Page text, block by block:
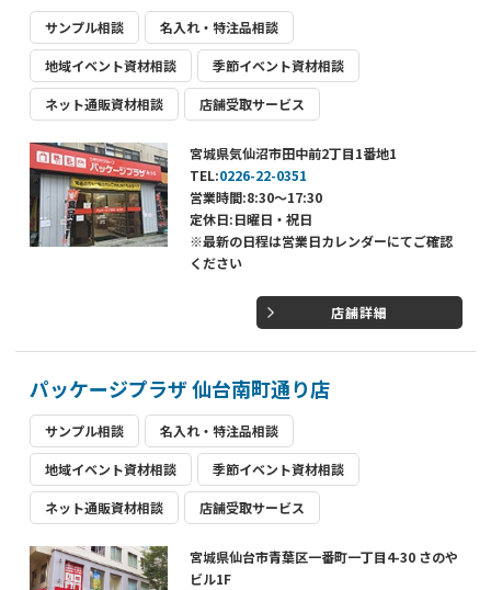
サンプル相談 名入れ・特注品相談
地域イベント資材相談 季節イベント資材相談
ネット通販資材相談 店舗受取サービス
宮城県気仙沼市田中前2丁目1番地1
TEL:0226-22-0351
営業時間:8:30～17:30
定休日:日曜日・祝日
※最新の日程は営業日カレンダーにてご確認
ください
店舗詳細
パッケージプラザ 仙台南町通り店
サンプル相談 名入れ・特注品相談
地域イベント資材相談 季節イベント資材相談
ネット通販資材相談 店舗受取サービス
宮城県仙台市青葉区一番町一丁目4-30 さのや
ビル1F